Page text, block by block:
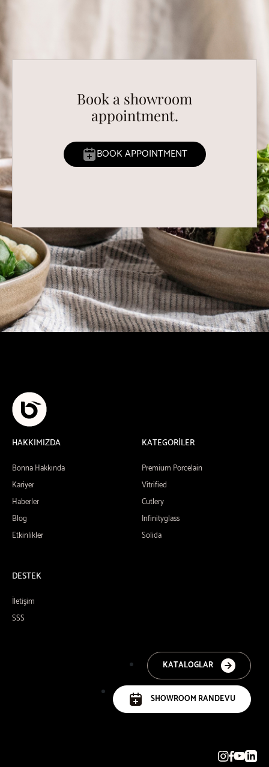
Book a showroom
appointment.
BOOK APPOINTMENT
HAKKIMIZDA
Bonna Hakkında
Kariyer
Haberler
Blog
Etkinlikler
KATEGORİLER
Premium Porcelain
Vitrified
Cutlery
Infinityglass
Solida
DESTEK
İletişim
SSS
KATALOGLAR
SHOWROOM RANDEVU